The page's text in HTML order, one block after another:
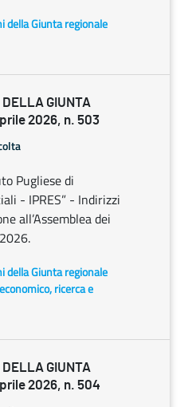
della Giunta regionale
GIUNTA
2026, n. 503
Pugliese di
- IPRES” - Indirizzi
all’Assemblea dei
della Giunta regionale
ricerca e
GIUNTA
2026, n. 504